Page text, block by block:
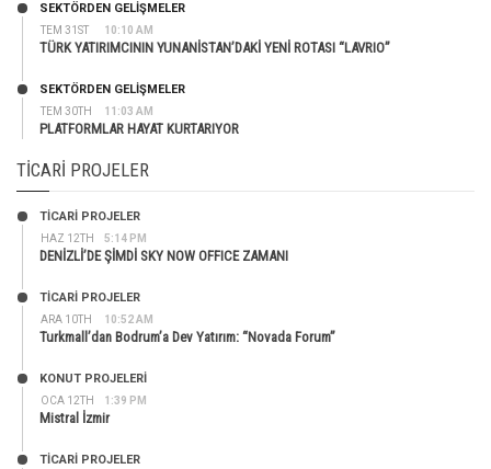
TEM 31ST 10:10 AM
SEKTÖRDEN GELIŞMELER
TÜRK YATIRIMCININ YUNANİSTAN’DAKİ YENİ ROTASI “LAVRIO”
TEM 30TH 11:03 AM
SEKTÖRDEN GELIŞMELER
PLATFORMLAR HAYAT KURTARIYOR
TICARI PROJELER
HAZ 12TH 5:14 PM
TİCARİ PROJELER
DENİZLİ’DE ŞİMDİ SKY NOW OFFICE ZAMANI
ARA 10TH 10:52 AM
TİCARİ PROJELER
Turkmall’dan Bodrum’a Dev Yatırım: “Novada Forum”
OCA 12TH 1:39 PM
KONUT PROJELERI
Mistral İzmir
TİCARİ PROJELER